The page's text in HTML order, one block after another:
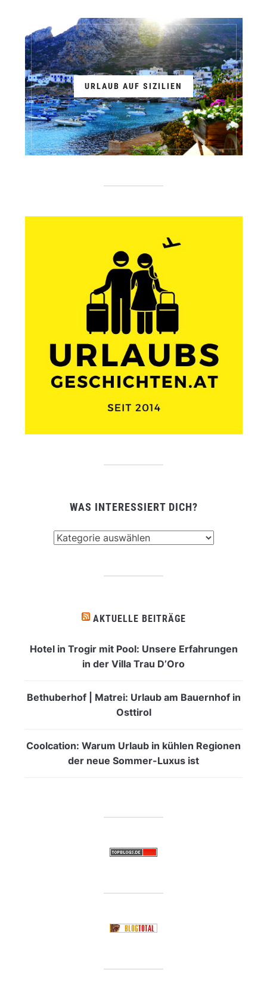
URLAUB AUF SIZILIEN
WAS INTERESSIERT DICH?
AKTUELLE BEITRÄGE
Hotel in Trogir mit Pool: Unsere Erfahrungen
in der Villa Trau D’Oro
Bethuberhof | Matrei: Urlaub am Bauernhof in
Osttirol
Coolcation: Warum Urlaub in kühlen Regionen
der neue Sommer-Luxus ist